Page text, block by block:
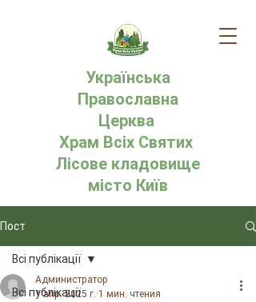
Українська
Православна
Церква
Храм Всіх Святих
Лісове кладовище
місто Київ
Пост
Всі публікації
Всі публікації
Администратор
1 апр. 2025 г. 1 мин. чтения